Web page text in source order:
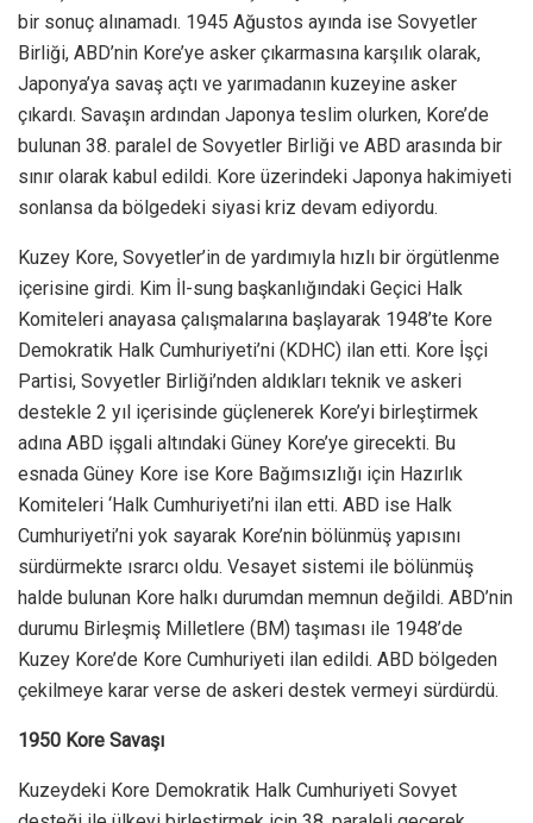
bir sonuç alınamadı. 1945 Ağustos ayında ise Sovyetler
Birliği, ABD’nin Kore’ye asker çıkarmasına karşılık olarak,
Japonya’ya savaş açtı ve yarımadanın kuzeyine asker
çıkardı. Savaşın ardından Japonya teslim olurken, Kore’de
bulunan 38. paralel de Sovyetler Birliği ve ABD arasında bir
sınır olarak kabul edildi. Kore üzerindeki Japonya hakimiyeti
sonlansa da bölgedeki siyasi kriz devam ediyordu.
Kuzey Kore, Sovyetler’in de yardımıyla hızlı bir örgütlenme
içerisine girdi. Kim İl-sung başkanlığındaki Geçici Halk
Komiteleri anayasa çalışmalarına başlayarak 1948’te Kore
Demokratik Halk Cumhuriyeti’ni (KDHC) ilan etti. Kore İşçi
Partisi, Sovyetler Birliği’nden aldıkları teknik ve askeri
destekle 2 yıl içerisinde güçlenerek Kore’yi birleştirmek
adına ABD işgali altındaki Güney Kore’ye girecekti. Bu
esnada Güney Kore ise Kore Bağımsızlığı için Hazırlık
Komiteleri ‘Halk Cumhuriyeti’ni ilan etti. ABD ise Halk
Cumhuriyeti’ni yok sayarak Kore’nin bölünmüş yapısını
sürdürmekte ısrarcı oldu. Vesayet sistemi ile bölünmüş
halde bulunan Kore halkı durumdan memnun değildi. ABD’nin
durumu Birleşmiş Milletlere (BM) taşıması ile 1948’de
Kuzey Kore’de Kore Cumhuriyeti ilan edildi. ABD bölgeden
çekilmeye karar verse de askeri destek vermeyi sürdürdü.
1950 Kore Savaşı
Kuzeydeki Kore Demokratik Halk Cumhuriyeti Sovyet